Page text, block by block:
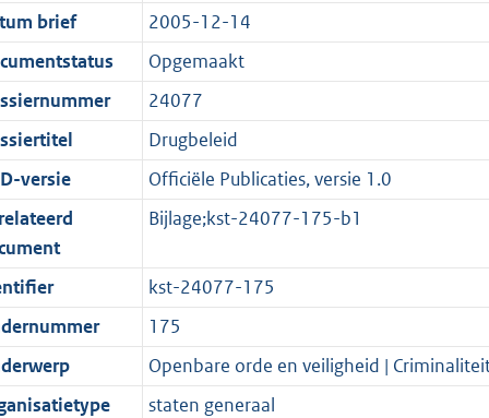
i
e
i
n
f
o
r
a
a
t
1
5
K
b
t
i
e
i
n
f
o
m
a
a
t
:
2
K
b
a
t
i
e
i
n
f
r
m
a
a
t
e
:
2
K
b
s
g
r
o
t
t
e
2
b
d
s
g
o
o
t
:
K
b
brief
2005-12-14
Opgemaakt
24077
Drugbeleid
versie
Officiële Publicaties, versie 1.0
Bijlage;kst-24077-175-b1
kst-24077-175
175
Openbare orde en veiligheid |
staten generaal